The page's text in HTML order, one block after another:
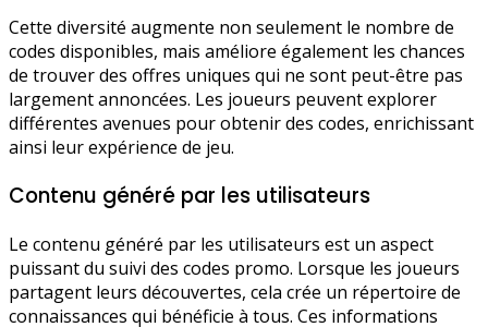
Cette diversité augmente non seulement le nombre de
codes disponibles, mais améliore également les chances
de trouver des offres uniques qui ne sont peut-être pas
largement annoncées. Les joueurs peuvent explorer
différentes avenues pour obtenir des codes, enrichissant
ainsi leur expérience de jeu.
Contenu généré par les utilisateurs
Le contenu généré par les utilisateurs est un aspect
puissant du suivi des codes promo. Lorsque les joueurs
partagent leurs découvertes, cela crée un répertoire de
connaissances qui bénéficie à tous. Ces informations